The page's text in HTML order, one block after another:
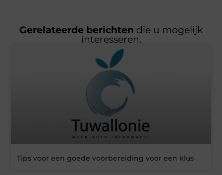
Gerelateerde berichten die u mogelijk
interesseren.
Tips voor een goede voorbereiding voor een klus